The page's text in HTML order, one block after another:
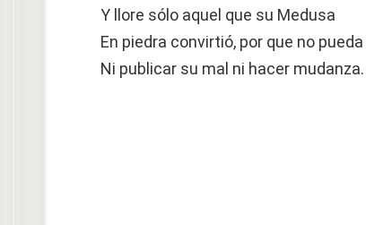
Y llore sólo aquel que su Medusa
En piedra convirtió, por que no pueda
Ni publicar su mal ni hacer mudanza.